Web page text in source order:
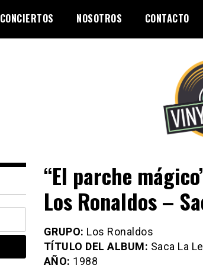
CONCIERTOS NOSOTROS CONTACTO
“El parche
Los Ronaldos –
GRUPO: Los Ronaldos
TÍTULO DEL ALBUM: Saca La
AÑO: 1988